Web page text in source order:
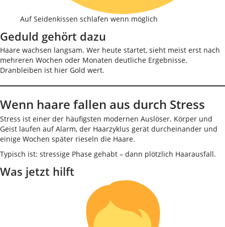
Auf Seidenkissen schlafen wenn möglich
Geduld gehört dazu
Haare wachsen langsam. Wer heute startet, sieht meist erst nach
mehreren Wochen oder Monaten deutliche Ergebnisse.
Dranbleiben ist hier Gold wert.
Wenn haare fallen aus durch Stress
Stress ist einer der häufigsten modernen Auslöser. Körper und
Geist laufen auf Alarm, der Haarzyklus gerät durcheinander und
einige Wochen später rieseln die Haare.
Typisch ist: stressige Phase gehabt – dann plötzlich Haarausfall.
Was jetzt hilft